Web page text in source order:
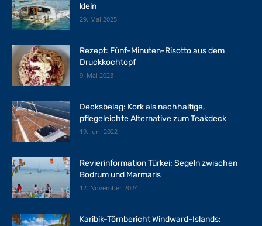
klein
29. Mai 2025
Rezept: Fünf-Minuten-Risotto aus dem
Druckkochtopf
9. Mai 2023
Decksbelag: Kork als nachhaltige,
pflegeleichte Alternative zum Teakdeck
19. Juni 2022
Revierinformation Türkei: Segeln zwischen
Bodrum und Marmaris
12. November 2024
Karibik-Törnbericht Windward-Islands: